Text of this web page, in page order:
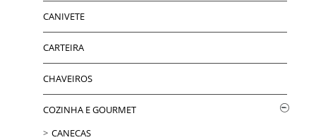
CANIVETE
CARTEIRA
CHAVEIROS
COZINHA E GOURMET
CANECAS